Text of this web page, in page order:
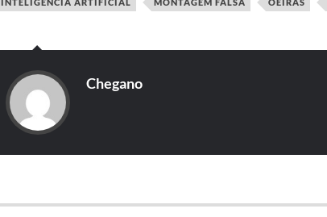
INTELIGÊNCIA ARTIFICIAL MONTAGEM FALSA OEIRAS
Chegano